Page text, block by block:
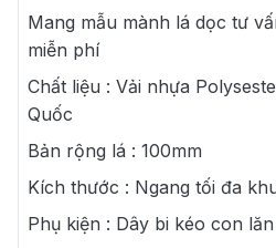
Mang mẫu mành lá dọc tư
miễn phí
Chất liệu : Vải nhựa
Quốc
Bản rộng lá : 100mm
Kích thước : Ngang tối đa
Phụ kiện : Dây bi kéo con